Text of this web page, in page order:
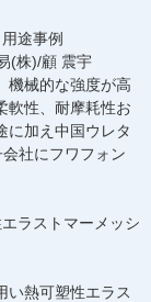
途事例
(株)/顧 震宇
機械的な強度が高
軟性、耐摩耗性お
に加え中国ウレタ
社にフワフォン
ラストマーメッシ
い熱可塑性エラス